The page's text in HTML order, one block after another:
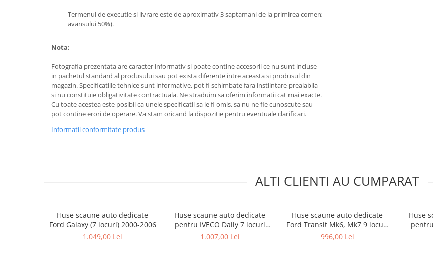
Termenul de executie si livrare este de aproximativ 3 saptamani de la primirea comenzii ( incasarea
avansului 50%).
Nota:
Fotografia prezentata are caracter informativ si poate contine accesorii ce nu sunt incluse
in pachetul standard al produsului sau pot exista diferente intre aceasta si produsul din
magazin. Specificatiile tehnice sunt informative, pot fi schimbate fara instiintare prealabila
si nu constituie obligativitate contractuala. Ne straduim sa oferim informatii cat mai exacte.
Cu toate acestea este posibil ca unele specificatii sa le fi omis, sa nu ne fie cunoscute sau
pot contine erori de operare. Va stam oricand la dispozitie pentru eventuale clarificari.
Informatii conformitate produs
ALTI CLIENTI AU CUMPARAT
Huse scaune auto dedicate
Ford Galaxy (7 locuri) 2000-2006
1.049,00 Lei
Huse scaune auto dedicate
pentru IVECO Daily 7 locuri
dupa 2014
1.007,00 Lei
Huse scaune auto dedicate
Ford Transit Mk6, Mk7 9 locuri
2000-
996,00 Lei
Huse